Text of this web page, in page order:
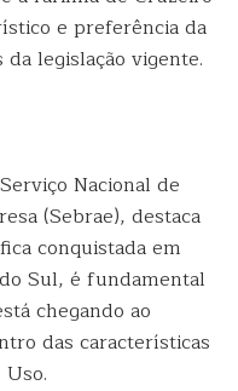
e preferência da
legislação vigente.
Nacional de
(Sebrae), destaca
conquistada em
Sul, é fundamental
chegando ao
das características